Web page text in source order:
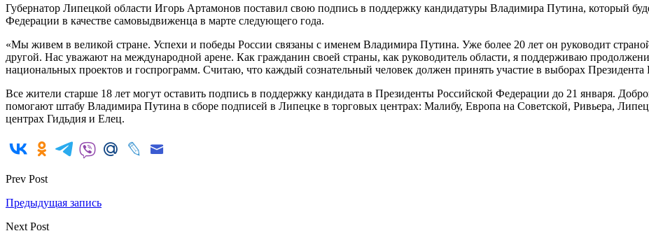
Губернатор Липецкой области Игорь Артамонов поставил свою подпись в поддержку кандидатуры Владимира Путина, который
Федерации в качестве самовыдвиженца в марте следующего года.
«Мы живем в великой стране. Успехи и победы России связаны с именем Владимира Путина. Уже более 20 лет он руководит
другой. Нас уважают на международной арене. Как гражданин своей страны, как руководитель области, я поддерживаю
национальных проектов и госпрограмм. Считаю, что каждый сознательный человек должен принять участие в выборах Президента
Все жители старше 18 лет могут оставить подпись в поддержку кандидата в Президенты Российской Федерации до 21 января.
помогают штабу Владимира Путина в сборе подписей в Липецке в торговых центрах: Малибу, Европа на Советской, Ривьера,
центрах Гидьдия и Елец.
Prev Post
Предыдущая запись
Next Post